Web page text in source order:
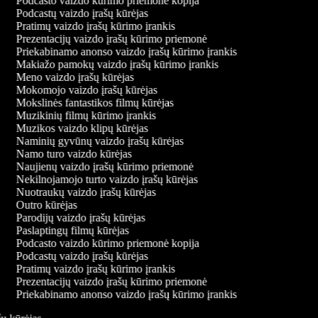
Podcastų vaizdo įrašų kūrėjas
Pratimų vaizdo įrašų kūrimo įrankis
Prezentacijų vaizdo įrašų kūrimo priemonė
Priekabinamo anonso vaizdo įrašų kūrimo įrankis
Makiažo pamokų vaizdo įrašų kūrimo įrankis
Meno vaizdo įrašų kūrėjas
Mokomojo vaizdo įrašų kūrėjas
Mokslinės fantastikos filmų kūrėjas
Muzikinių filmų kūrimo įrankis
Muzikos vaizdo klipų kūrėjas
Naminių gyvūnų vaizdo įrašų kūrėjas
Namo turo vaizdo kūrėjas
Naujienų vaizdo įrašų kūrimo priemonė
Nekilnojamojo turto vaizdo įrašų kūrėjas
Nuotraukų vaizdo įrašų kūrėjas
Outro kūrėjas
Parodijų vaizdo įrašų kūrėjas
Paslaptingų filmų kūrėjas
Podcasto vaizdo kūrimo priemonė kopija
Podcastų vaizdo įrašų kūrėjas
Pratimų vaizdo įrašų kūrimo įrankis
Prezentacijų vaizdo įrašų kūrimo priemonė
Priekabinamo anonso vaizdo įrašų kūrimo įrankis